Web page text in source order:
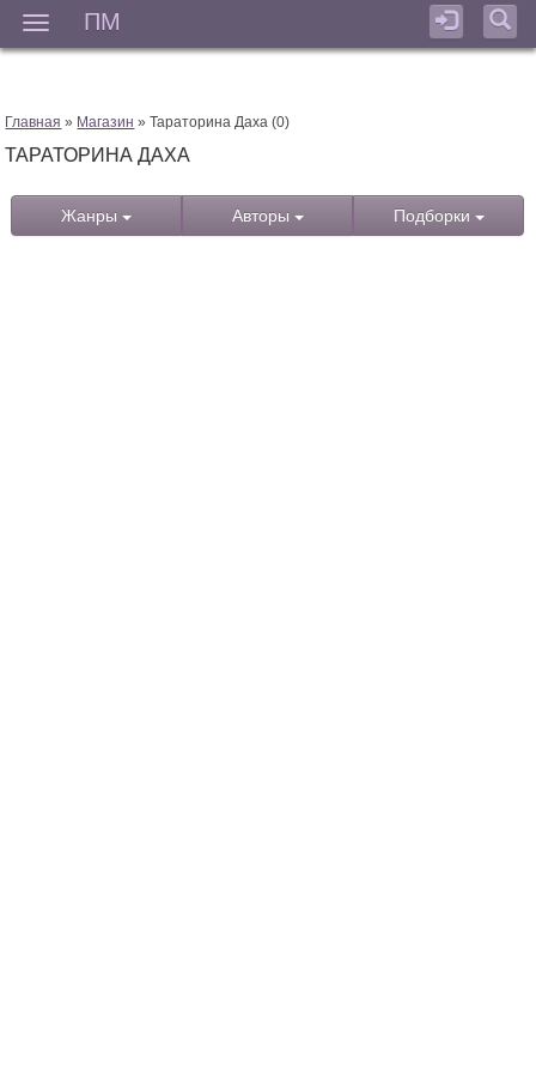
ПМ
Главная » Магазин » Тараторина Даха (0)
ТАРАТОРИНА ДАХА
Жанры Авторы Подборки